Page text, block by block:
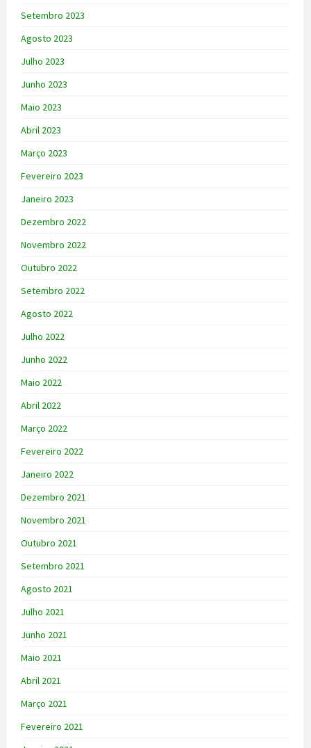
Setembro 2023
Agosto 2023
Julho 2023
Junho 2023
Maio 2023
Abril 2023
Março 2023
Fevereiro 2023
Janeiro 2023
Dezembro 2022
Novembro 2022
Outubro 2022
Setembro 2022
Agosto 2022
Julho 2022
Junho 2022
Maio 2022
Abril 2022
Março 2022
Fevereiro 2022
Janeiro 2022
Dezembro 2021
Novembro 2021
Outubro 2021
Setembro 2021
Agosto 2021
Julho 2021
Junho 2021
Maio 2021
Abril 2021
Março 2021
Fevereiro 2021